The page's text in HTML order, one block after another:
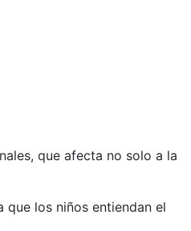
que afecta no solo a la
los niños entiendan el